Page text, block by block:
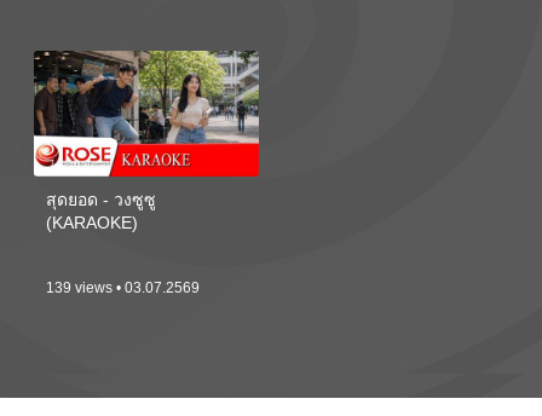
สุดยอด - วงซูซู
(KARAOKE)
139 views • 03.07.2569